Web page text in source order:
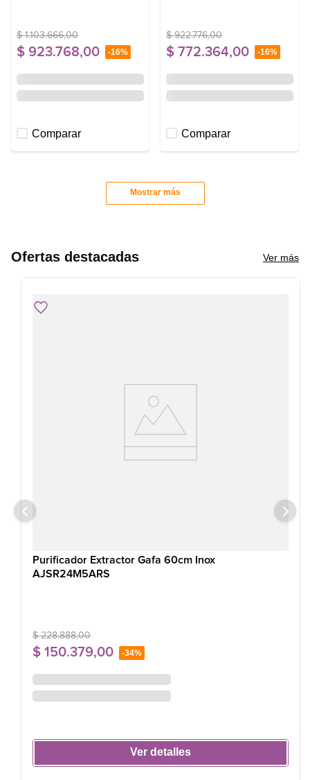
$ 1.103.666,00
$ 923.768,00 -16%
Comparar
$ 922.776,00
$ 772.364,00 -16%
Comparar
Mostrar más
Ofertas destacadas Ver más
Purificador Extractor Gafa 60cm Inox
AJSR24M5ARS
$ 228.888,00
$ 150.379,00 -34%
Ver detalles